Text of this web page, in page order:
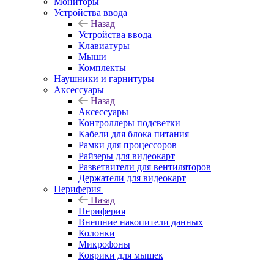
Устройства ввода
Назад
Устройства ввода
Клавиатуры
Мыши
Комплекты
Наушники и гарнитуры
Аксессуары
Назад
Аксессуары
Контроллеры подсветки
Кабели для блока питания
Рамки для процессоров
Райзеры для видеокарт
Разветвители для вентиляторов
Держатели для видеокарт
Периферия
Назад
Периферия
Внешние накопители данных
Колонки
Микрофоны
Коврики для мышек